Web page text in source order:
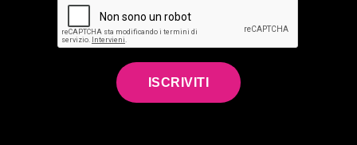
ISCRIVITI